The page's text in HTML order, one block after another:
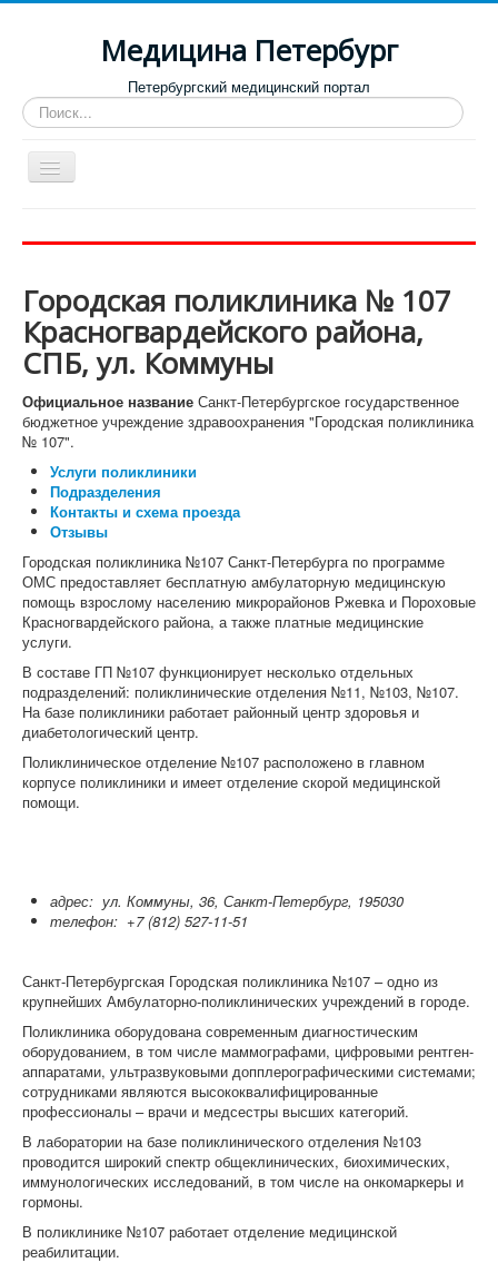
Медицина Петербург
Петербургский медицинский портал
Искать...
Toggle
Navigation
Роддома и женские консультации
Диспансеры
Лучшие клиники по направлениям
Отзывы о медицинских учреждениях
Городская поликлиника № 107
Красногвардейского района,
СПБ, ул. Коммуны
Официальное название Санкт-Петербургское государственное
бюджетное учреждение здравоохранения "Городская поликлиника
№ 107".
Услуги поликлиники
Подразделения
Контакты и схема проезда
Отзывы
Городская поликлиника №107 Санкт-Петербурга по программе
ОМС предоставляет бесплатную амбулаторную медицинскую
помощь взрослому населению микрорайонов Ржевка и Пороховые
Красногвардейского района, а также платные медицинские
услуги.
В составе ГП №107 функционирует несколько отдельных
подразделений: поликлинические отделения №11, №103, №107.
На базе поликлиники работает районный центр здоровья и
диабетологический центр.
Поликлиническое отделение №107 расположено в главном
корпусе поликлиники и имеет отделение скорой медицинской
помощи.
адрес: ул. Коммуны, 36, Санкт-Петербург, 195030
телефон: +7 (812) 527-11-51
Санкт-Петербургская Городская поликлиника №107 – одно из
крупнейших Амбулаторно-поликлинических учреждений в городе.
Поликлиника оборудована современным диагностическим
оборудованием, в том числе маммографами, цифровыми рентген-
аппаратами, ультразвуковыми допплерографическими системами;
сотрудниками являются высококвалифицированные
профессионалы – врачи и медсестры высших категорий.
В лаборатории на базе поликлинического отделения №103
проводится широкий спектр общеклинических, биохимических,
иммунологических исследований, в том числе на онкомаркеры и
гормоны.
В поликлинике №107 работает отделение медицинской
реабилитации.